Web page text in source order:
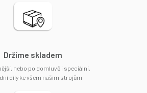
Držíme skladem
nebo po domluvě i speciální,
díly ke všem našim strojům